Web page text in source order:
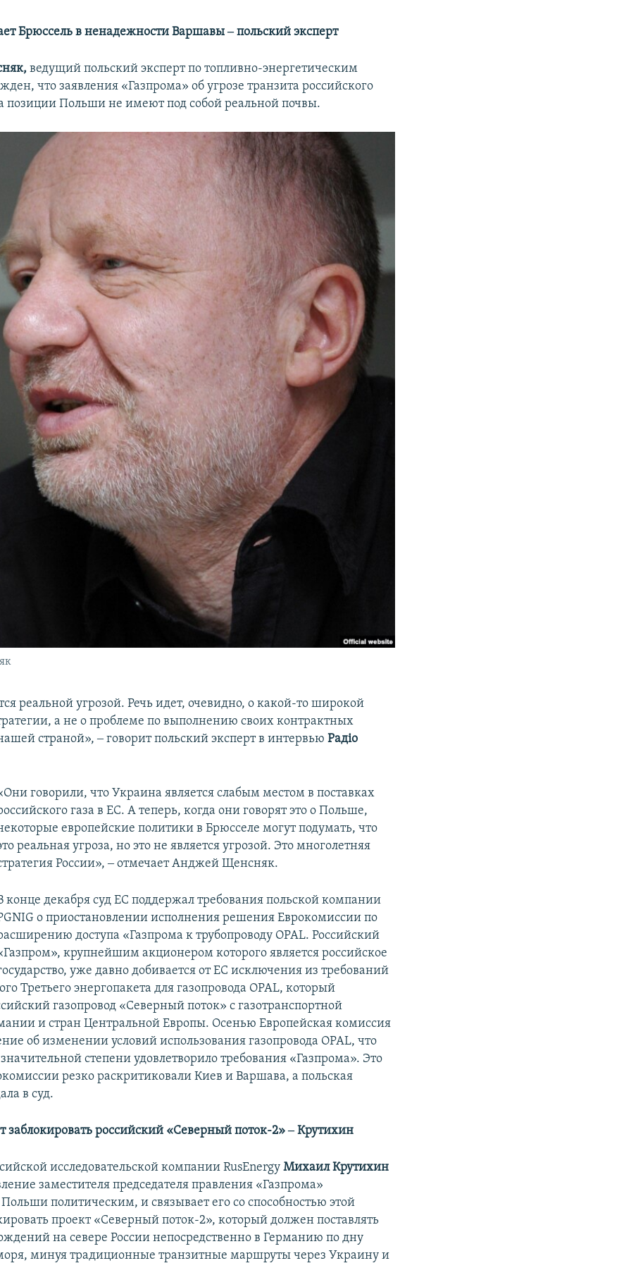
Брюссель в ненадежности Варшавы ‒ польский эксперт
ведущий польский эксперт по топливно-энергетическим
что заявления «Газпрома» об угрозе транзита российского
позиции Польши не имеют под собой реальной почвы.
реальной угрозой. Речь идет, очевидно, о какой-то широкой
а не о проблеме по выполнению своих контрактных
страной», ‒ говорит польский эксперт в интервьюРадiо
говорили, что Украина является слабым местом в поставках
газа в ЕС. А теперь, когда они говорят это о Польше,
европейские политики в Брюсселе могут подумать, что
реальная угроза, но это не является угрозой. Это многолетняя
России», ‒ отмечает Анджей Щенсняк.
конце декабря суд ЕС поддержал требования польской компании
о приостановлении исполнения решения Еврокомиссии по
доступа «Газпрома к трубопроводу OPAL. Российский
крупнейшим акционером которого является российское
уже давно добивается от ЕС исключения из требований
Третьего энергопакета для газопровода OPAL, который
газопровод «Северный поток» с газотранспортной
и стран Центральной Европы. Осенью Европейская комиссия
об изменении условий использования газопровода OPAL, что
степени удовлетворило требования «Газпрома». Это
резко раскритиковали Киев и Варшава, а польская
в суд.
российский «Северный поток-2» ‒ Крутихин
исследовательской компании RusEnergyМихаил Крутихин
заместителя председателя правления «Газпрома»
политическим, и связывает его со способностью этой
проект «Северный поток-2», который должен поставлять
на севере России непосредственно в Германию по дну
минуя традиционные транзитные маршруты через Украину и